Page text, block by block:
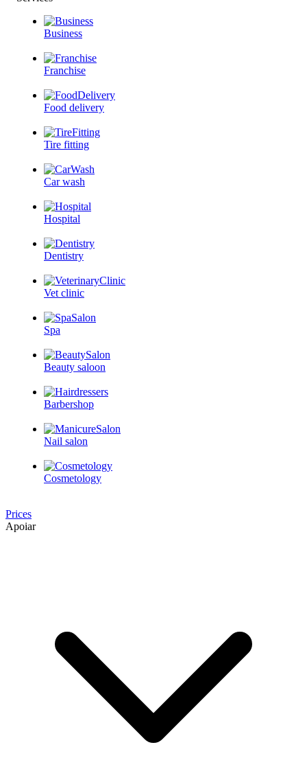
Business
Franchise
Food delivery
Tire fitting
Car wash
Hospital
Dentistry
Vet clinic
Spa
Beauty saloon
Barbershop
Nail salon
Cosmetology
Prices
Apoiar